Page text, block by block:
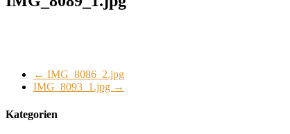
← IMG_8086_2.jpg
IMG_8093_1.jpg →
Kategorien